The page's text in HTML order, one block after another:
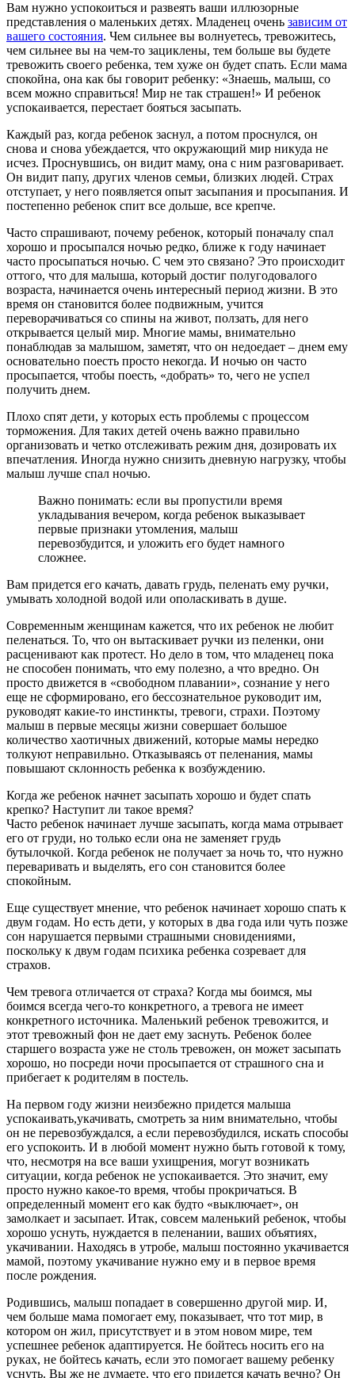
Вам нужно успокоиться и развеять ваши иллюзорные
представления о маленьких детях. Младенец очень зависим от
вашего состояния. Чем сильнее вы волнуетесь, тревожитесь,
чем сильнее вы на чем-то зациклены, тем больше вы будете
тревожить своего ребенка, тем хуже он будет спать. Если мама
спокойна, она как бы говорит ребенку: «Знаешь, малыш, со
всем можно справиться! Мир не так страшен!» И ребенок
успокаивается, перестает бояться засыпать.
Каждый раз, когда ребенок заснул, а потом проснулся, он
снова и снова убеждается, что окружающий мир никуда не
исчез. Проснувшись, он видит маму, она с ним разговаривает.
Он видит папу, других членов семьи, близких людей. Страх
отступает, у него появляется опыт засыпания и просыпания. И
постепенно ребенок спит все дольше, все крепче.
Часто спрашивают, почему ребенок, который поначалу спал
хорошо и просыпался ночью редко, ближе к году начинает
часто просыпаться ночью. С чем это связано? Это происходит
оттого, что для малыша, который достиг полугодовалого
возраста, начинается очень интересный период жизни. В это
время он становится более подвижным, учится
переворачиваться со спины на живот, ползать, для него
открывается целый мир. Многие мамы, внимательно
понаблюдав за малышом, заметят, что он недоедает – днем ему
основательно поесть просто некогда. И ночью он часто
просыпается, чтобы поесть, «добрать» то, чего не успел
получить днем.
Плохо спят дети, у которых есть проблемы с процессом
торможения. Для таких детей очень важно правильно
организовать и четко отслеживать режим дня, дозировать их
впечатления. Иногда нужно снизить дневную нагрузку, чтобы
малыш лучше спал ночью.
Важно понимать: если вы пропустили время
укладывания вечером, когда ребенок выказывает
первые признаки утомления, малыш
перевозбудится, и уложить его будет намного
сложнее.
Вам придется его качать, давать грудь, пеленать ему ручки,
умывать холодной водой или ополаскивать в душе.
Современным женщинам кажется, что их ребенок не любит
пеленаться. То, что он вытаскивает ручки из пеленки, они
расценивают как протест. Но дело в том, что младенец пока
не способен понимать, что ему полезно, а что вредно. Он
просто движется в «свободном плавании», сознание у него
еще не сформировано, его бессознательное руководит им,
руководят какие-то инстинкты, тревоги, страхи. Поэтому
малыш в первые месяцы жизни совершает большое
количество хаотичных движений, которые мамы нередко
толкуют неправильно. Отказываясь от пеленания, мамы
повышают склонность ребенка к возбуждению.
Когда же ребенок начнет засыпать хорошо и будет спать
крепко? Наступит ли такое время?
Часто ребенок начинает лучше засыпать, когда мама отрывает
его от груди, но только если она не заменяет грудь
бутылочкой. Когда ребенок не получает за ночь то, что нужно
переваривать и выделять, его сон становится более
спокойным.
Еще существует мнение, что ребенок начинает хорошо спать к
двум годам. Но есть дети, у которых в два года или чуть позже
сон нарушается первыми страшными сновидениями,
поскольку к двум годам психика ребенка созревает для
страхов.
Чем тревога отличается от страха? Когда мы боимся, мы
боимся всегда чего-то конкретного, а тревога не имеет
конкретного источника. Маленький ребенок тревожится, и
этот тревожный фон не дает ему заснуть. Ребенок более
старшего возраста уже не столь тревожен, он может засыпать
хорошо, но посреди ночи просыпается от страшного сна и
прибегает к родителям в постель.
На первом году жизни неизбежно придется малыша
успокаивать,укачивать, смотреть за ним внимательно, чтобы
он не перевозбуждался, а если перевозбудился, искать способы
его успокоить. И в любой момент нужно быть готовой к тому,
что, несмотря на все ваши ухищрения, могут возникать
ситуации, когда ребенок не успокаивается. Это значит, ему
просто нужно какое-то время, чтобы прокричаться. В
определенный момент его как будто «выключает», он
замолкает и засыпает. Итак, совсем маленький ребенок, чтобы
хорошо уснуть, нуждается в пеленании, ваших объятиях,
укачивании. Находясь в утробе, малыш постоянно укачивается
мамой, поэтому укачивание нужно ему и в первое время
после рождения.
Родившись, малыш попадает в совершенно другой мир. И,
чем больше мама помогает ему, показывает, что тот мир, в
котором он жил, присутствует и в этом новом мире, тем
успешнее ребенок адаптируется. Не бойтесь носить его на
руках, не бойтесь качать, если это помогает вашему ребенку
уснуть. Вы же не думаете, что его придется качать вечно? Он